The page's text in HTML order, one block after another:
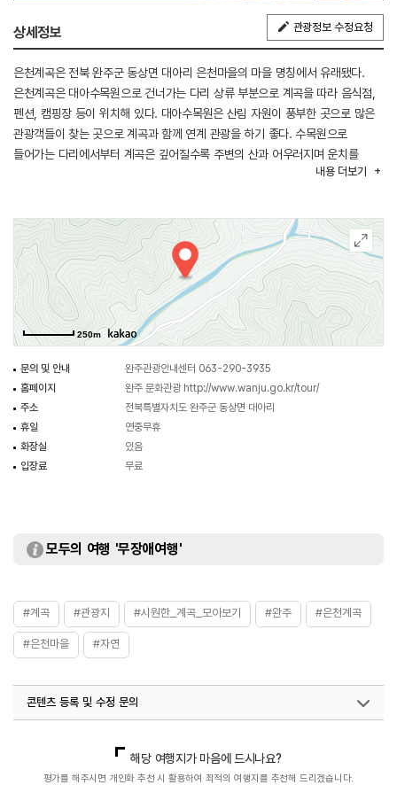
상세정보 관광정보 수정요청
은천계곡은 전북 완주군 동상면 대아리 은천마을의 마을 명칭에서 유래됐다.
은천계곡은 대아수목원으로 건너가는 다리 상류 부분으로 계곡을 따라 음식점,
펜션, 캠핑장 등이 위치해 있다. 대아수목원은 산림 자원이 풍부한 곳으로 많은
관광객들이 찾는 곳으로 계곡과 함께 연계 관광을 하기 좋다. 수목원으로
들어가는 다리에서부터 계곡은 깊어질수록 주변의 산과 어우러지며 운치를
더한다. 맑고 잔잔하게 흐르는 은천계곡에서 안전하게 물놀이를 즐기기 위해
내용 더보기
250m
문의 및 안내
완주관광안내센터 063-290-3935
홈페이지
완주 문화관광 http://www.wanju.go.kr/tour/
주소
전북특별자치도 완주군 동상면 대아리
휴일
연중무휴
화장실
있음
입장료
무료
모두의 여행 '무장애여행'
#계곡 #관광지 #시원한_계곡_모아보기 #완주 #은천계곡
#은천마을 #자연
콘텐츠 등록 및 수정 문의
해당 여행지가 마음에 드시나요?
평가를 해주시면 개인화 추천 시 활용하여 최적의 여행지를 추천해 드리겠습니다.